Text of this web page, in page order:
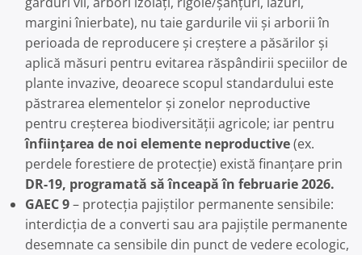
margini înierbate), nu taie gardurile vii și arborii în
perioada de reproducere și creștere a păsărilor și
aplică măsuri pentru evitarea răspândirii speciilor de
plante invazive, deoarece scopul standardului este
păstrarea elementelor și zonelor neproductive
pentru creșterea biodiversității agricole; iar pentru
înființarea de noi elemente neproductive(ex.
perdele forestiere de protecție) există finanțare prin
DR-19, programată să înceapă în februarie 2026.
GAEC 9– protecția pajiștilor permanente sensibile:
interdicția de a converti sau ara pajiștile permanente
desemnate ca sensibile din punct de vedere ecologic,